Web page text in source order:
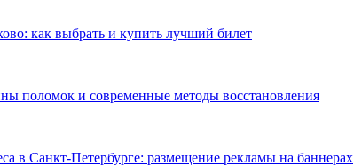
как выбрать и купить лучший билет
поломок и современные методы восстановления
в Санкт-Петербурге: размещение рекламы на баннерах